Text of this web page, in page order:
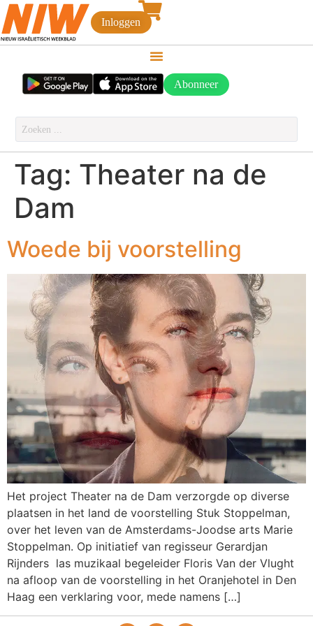
Inloggen
Abonneer
Tag: Theater na de
Dam
Woede bij voorstelling
Het project Theater na de Dam verzorgde op diverse
plaatsen in het land de voorstelling Stuk Stoppelman,
over het leven van de Amsterdams-Joodse arts Marie
Stoppelman. Op initiatief van regisseur Gerardjan
Rijnders las muzikaal begeleider Floris Van der Vlught
na afloop van de voorstelling in het Oranjehotel in Den
Haag een verklaring voor, mede namens […]